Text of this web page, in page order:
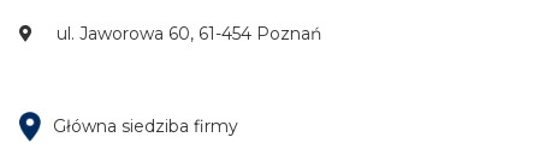
ul. Jaworowa 60, 61-454 Poznań
Główna siedziba firmy